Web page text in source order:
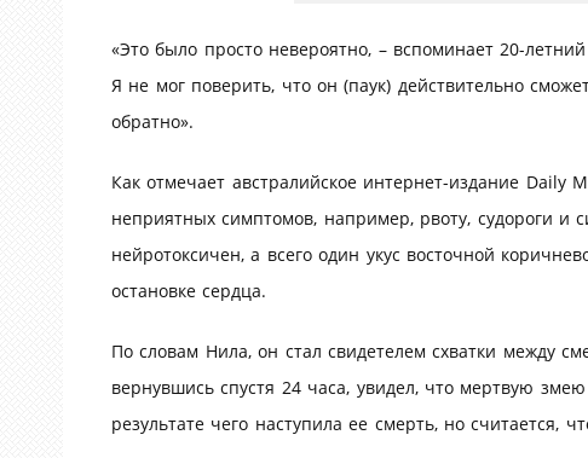
«Это было просто невероятно, – вспоминает 20-
Я не мог поверить, что он (паук) действительно
обратно».
Как отмечает австралийское интернет-издание Daily
неприятных симптомов, например, рвоту, судороги и
нейротоксичен, а всего один укус восточной
остановке сердца.
По словам Нила, он стал свидетелем схватки между
вернувшись спустя 24 часа, увидел, что мертвую
результате чего наступила ее смерть, но считается,